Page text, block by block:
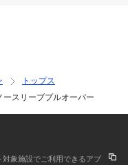
トップス
ースリーブプルオーバー
象施設でご利用できるアプ